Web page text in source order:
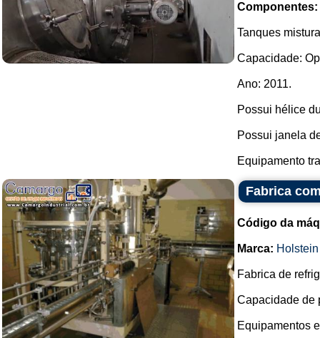
Componentes:
Tanques
Capacidade:
Ano: 2011.
Possui hélice
Possui janela
Equipamento
Fabrica
Código da
Marca:
Fabrica de
Capacidade de
Equipamentos